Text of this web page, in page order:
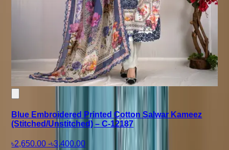
Blue Embroidered Printed Cotton Salwar Kameez
(Stitched/Unstitched) – C-12187
৳2,650.00 -৳3,400.00